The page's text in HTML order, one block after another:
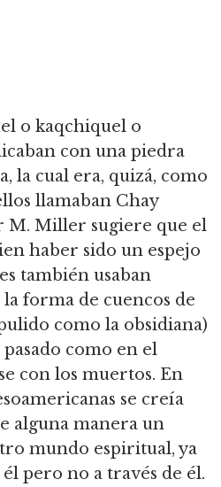
o kaqchiquel o
con una piedra
la cual era, quizá, como
llamaban Chay
M. Miller sugiere que el
haber sido un espejo
también usaban
la forma de cuencos de
como la obsidiana)
como en el
con los muertos. En
se creía
alguna manera un
mundo espiritual, ya
pero no a través de él.